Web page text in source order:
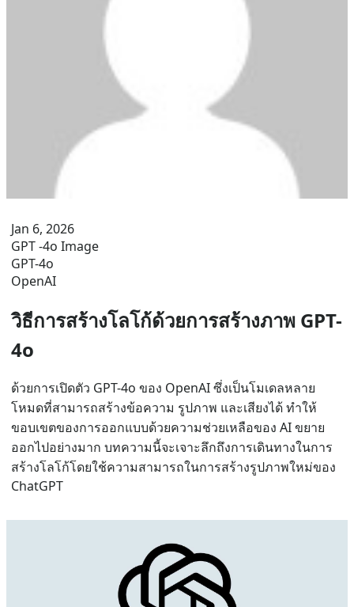
Jan 6, 2026
GPT -4o Image
GPT-4o
OpenAI
วิธีการสร้างโลโก้ด้วยการสร้างภาพ GPT-
4o
ด้วยการเปิดตัว GPT-4o ของ OpenAI ซึ่งเป็นโมเดลหลาย
โหมดที่สามารถสร้างข้อความ รูปภาพ และเสียงได้ ทำให้
ขอบเขตของการออกแบบด้วยความช่วยเหลือของ AI ขยาย
ออกไปอย่างมาก บทความนี้จะเจาะลึกถึงการเดินทางในการ
สร้างโลโก้โดยใช้ความสามารถในการสร้างรูปภาพใหม่ของ
ChatGPT